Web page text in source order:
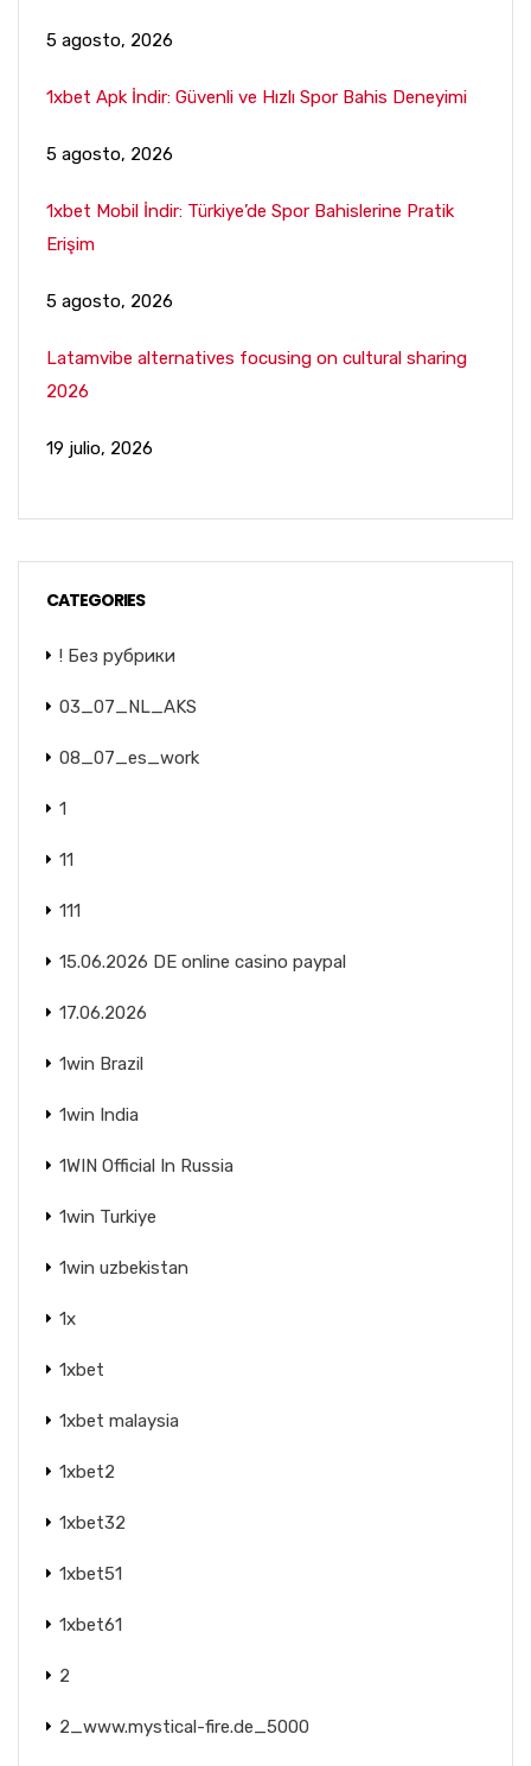
5 agosto, 2026
1xbet Apk İndir: Güvenli ve Hızlı Spor Bahis Deneyimi
5 agosto, 2026
1xbet Mobil İndir: Türkiye’de Spor Bahislerine Pratik
Erişim
5 agosto, 2026
Latamvibe alternatives focusing on cultural sharing
2026
19 julio, 2026
CATEGORIES
! Без рубрики
03_07_NL_AKS
08_07_es_work
1
11
111
15.06.2026 DE online casino paypal
17.06.2026
1win Brazil
1win India
1WIN Official In Russia
1win Turkiye
1win uzbekistan
1x
1xbet
1xbet malaysia
1xbet2
1xbet32
1xbet51
1xbet61
2
2_www.mystical-fire.de_5000